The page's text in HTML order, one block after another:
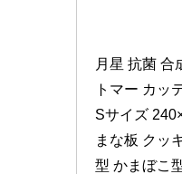
月星 抗菌 合
トマー カッ
Sサイズ
まな板 クッ
型 かまぼこ